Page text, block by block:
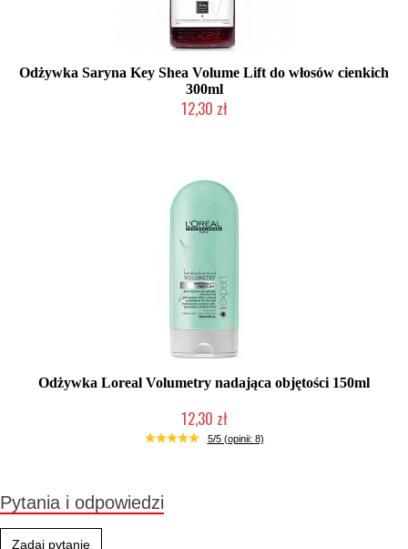
Odżywka Saryna Key Shea Volume Lift do włosów cienkich
300ml
12,30 zł
Odżywka Loreal Volumetry nadająca objętości 150ml
12,30 zł
Produkt wycofany
5/5 (opinii: 8)
Pytania i odpowiedzi
Zadaj pytanie